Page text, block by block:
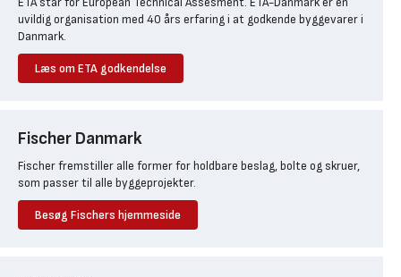
uvildig organisation med 40 års erfaring i at godkende byggevarer i
Danmark.
Læs om ETA godkendelse
Fischer Danmark
Fischer fremstiller alle former for holdbare beslag, bolte og skruer,
som passer til alle byggeprojekter.
Besøg Fischers hjemmeside